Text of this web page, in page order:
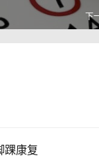
下
踝康复